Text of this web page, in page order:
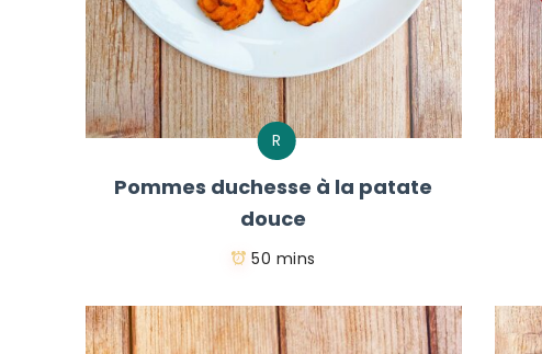
R
Pommes duchesse à la patate
douce
50 mins